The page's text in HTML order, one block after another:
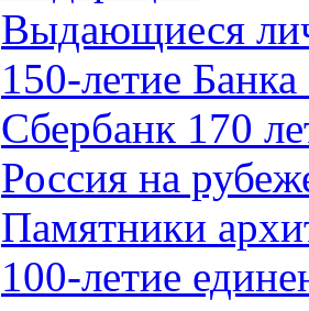
Выдающиеся
150-летие
Сбербанк 170
Россия на
Памятники
100-летие